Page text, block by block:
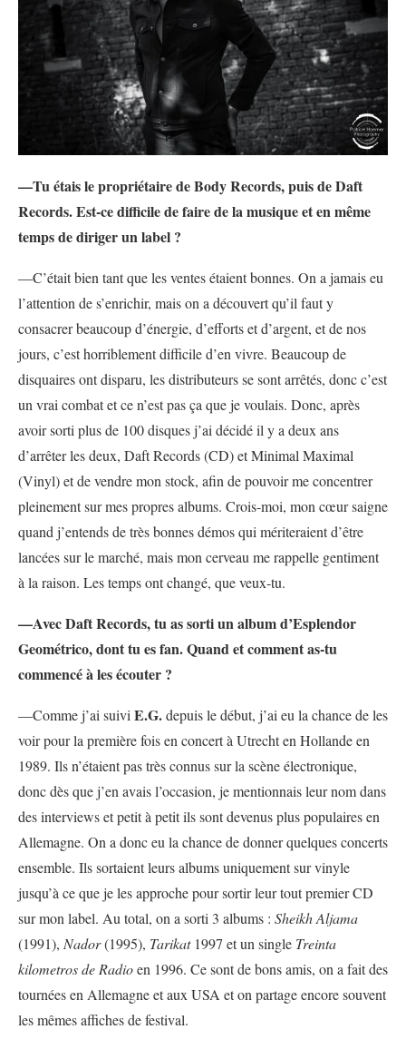
—Tu étais le propriétaire de Body Records, puis de Daft
Records. Est-ce difficile de faire de la musique et en même
temps de diriger un label ?
—C’était bien tant que les ventes étaient bonnes. On a jamais eu
l’attention de s’enrichir, mais on a découvert qu’il faut y
consacrer beaucoup d’énergie, d’efforts et d’argent, et de nos
jours, c’est horriblement difficile d’en vivre. Beaucoup de
disquaires ont disparu, les distributeurs se sont arrêtés, donc c’est
un vrai combat et ce n’est pas ça que je voulais. Donc, après
avoir sorti plus de 100 disques j’ai décidé il y a deux ans
d’arrêter les deux, Daft Records (CD) et Minimal Maximal
(Vinyl) et de vendre mon stock, afin de pouvoir me concentrer
pleinement sur mes propres albums. Crois-moi, mon cœur saigne
quand j’entends de très bonnes démos qui mériteraient d’être
lancées sur le marché, mais mon cerveau me rappelle gentiment
à la raison. Les temps ont changé, que veux-tu.
—Avec Daft Records, tu as sorti un album d’Esplendor
Geométrico, dont tu es fan. Quand et comment as-tu
commencé à les écouter ?
—Comme j’ai suivi E.G.depuis le début, j’ai eu la chance de les
voir pour la première fois en concert à Utrecht en Hollande en
1989. Ils n’étaient pas très connus sur la scène électronique,
donc dès que j’en avais l’occasion, je mentionnais leur nom dans
des interviews et petit à petit ils sont devenus plus populaires en
Allemagne. On a donc eu la chance de donner quelques concerts
ensemble. Ils sortaient leurs albums uniquement sur vinyle
jusqu’à ce que je les approche pour sortir leur tout premier CD
sur mon label. Au total, on a sorti 3 albums : Sheikh Aljama
(1991), Nador(1995), Tarikat1997 et un single Treinta
kilometros de Radioen 1996. Ce sont de bons amis, on a fait des
tournées en Allemagne et aux USA et on partage encore souvent
les mêmes affiches de festival.